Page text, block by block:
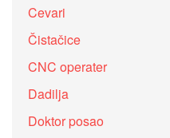
Cevari
Čistačice
CNC operater
Dadilja
Doktor posao